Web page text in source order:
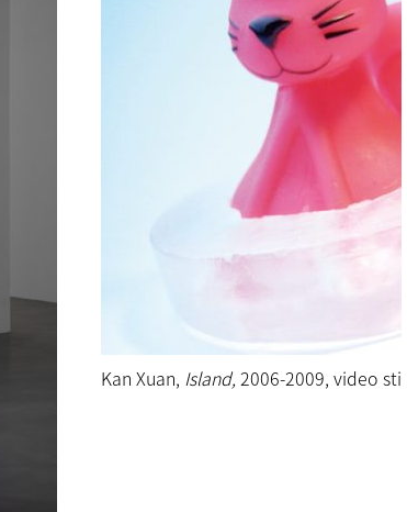
Kan Xuan, Island,2006-2009, video still